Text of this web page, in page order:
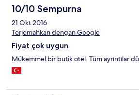
10/10 Sempurna
21 Okt 2016
Terjemahkan dengan Google
Fiyat çok uygun
Mükemmel bir butik otel. Tüm ayrıntılar